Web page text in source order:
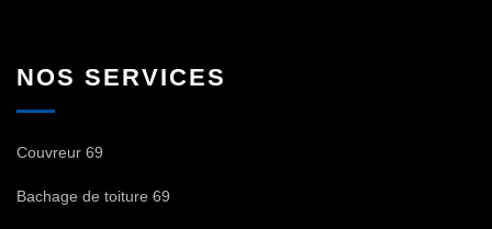
NOS SERVICES
Couvreur 69
Bachage de toiture 69